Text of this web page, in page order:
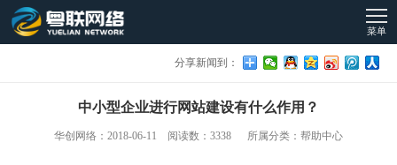
菜单
分享新闻到：
中小型企业进行网站建设有什么作用？
华创网络：2018-06-11 阅读数：3338 所属分类：帮助中心